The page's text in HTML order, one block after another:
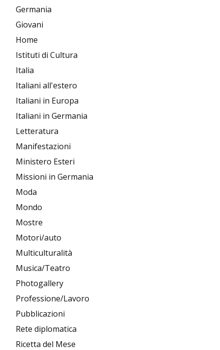
Germania
Giovani
Home
Istituti di Cultura
Italia
Italiani all'estero
Italiani in Europa
Italiani in Germania
Letteratura
Manifestazioni
Ministero Esteri
Missioni in Germania
Moda
Mondo
Mostre
Motori/auto
Multiculturalità
Musica/Teatro
Photogallery
Professione/Lavoro
Pubblicazioni
Rete diplomatica
Ricetta del Mese